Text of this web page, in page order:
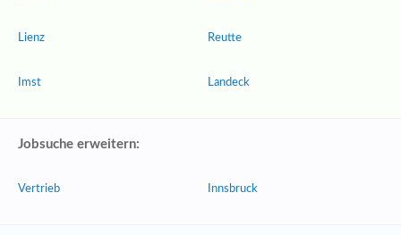
Lienz
Imst
Reutte
Landeck
Jobsuche erweitern:
Vertrieb Innsbruck